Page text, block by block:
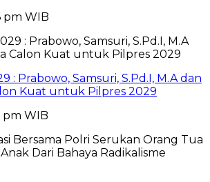
pm WIB
: Prabowo, Samsuri, S.Pd.I, M.A dan
Kuat untuk Pilpres 2029
pm WIB